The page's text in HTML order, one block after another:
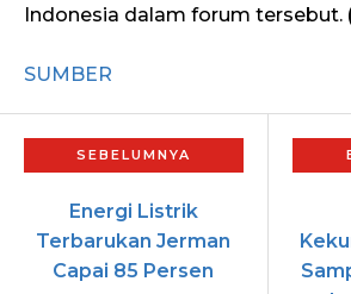
Indonesia dalam forum tersebut.
SUMBER
Energi Listrik
Terbarukan Jerman
Capai 85 Persen